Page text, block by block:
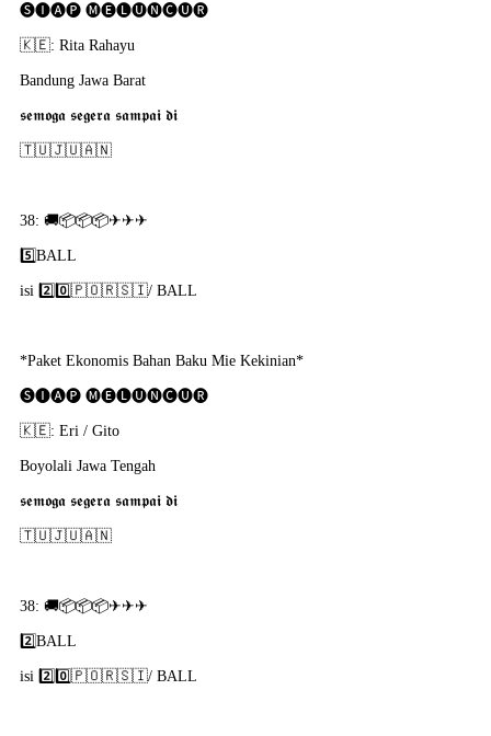
🅢🅘🅐🅟 🅜🅔🅛🅤🅝🅒🅤🅡
🇰​🇪: Rita Rahayu
Bandung Jawa Barat
𝖘𝖊𝖒𝖔𝖌𝖆 𝖘𝖊𝖌𝖊𝖗𝖆 𝖘𝖆𝖒𝖕𝖆𝖎 𝖉𝖎
🇹​🇺​🇯​🇺​🇦​🇳​
38: 🚚📦📦📦✈✈✈
5️⃣BALL
isi 2️⃣0️⃣🇵​🇴​🇷​🇸​🇮​/ BALL
*Paket Ekonomis Bahan Baku Mie Kekinian*
🅢🅘🅐🅟 🅜🅔🅛🅤🅝🅒🅤🅡
🇰​🇪: Eri / Gito
Boyolali Jawa Tengah
𝖘𝖊𝖒𝖔𝖌𝖆 𝖘𝖊𝖌𝖊𝖗𝖆 𝖘𝖆𝖒𝖕𝖆𝖎 𝖉𝖎
🇹​🇺​🇯​🇺​🇦​🇳​
38: 🚚📦📦📦✈✈✈
2️⃣BALL
isi 2️⃣0️⃣🇵​🇴​🇷​🇸​🇮​/ BALL